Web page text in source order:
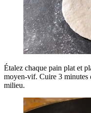
Étalez chaque pain plat et
moyen-vif. Cuire 3 minutes
milieu.